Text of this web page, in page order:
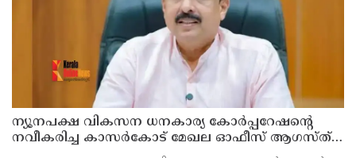
ന്യൂനപക്ഷ വികസന ധനകാര്യ കോർപ്പറേഷന്റെ
നവീകരിച്ച കാസർകോട് മേഖല ഓഫീസ് ആഗസ്ത്
10ന് മന്ത്രി എൻ.ഷംസുദ്ദീൻ നാടിന് സമർപ്പിക്കും